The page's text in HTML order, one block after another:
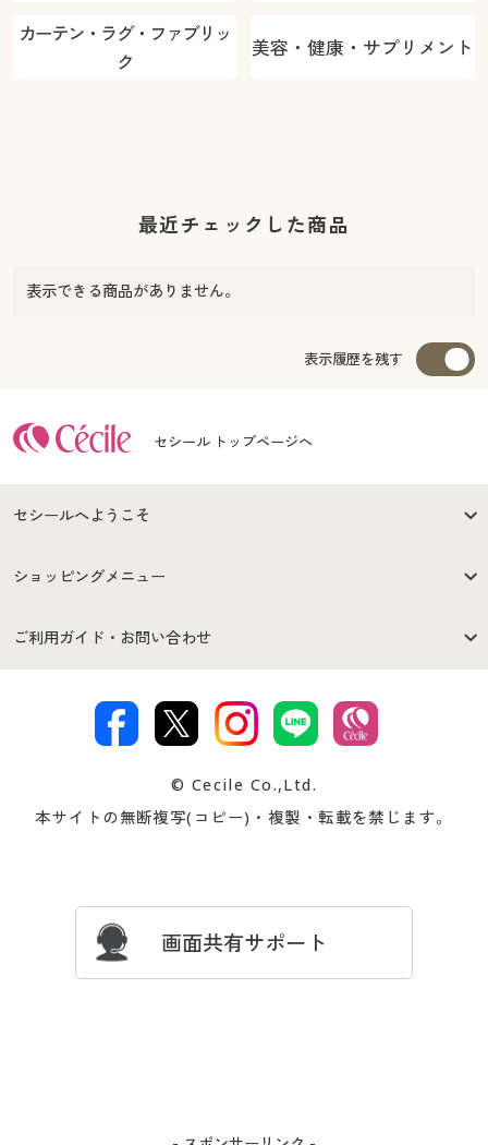
カーテン・ラグ・ファブリッ
ク
美容・健康・サプリメント
最近チェックした商品
表示できる商品がありません。
表示履歴を残す
セシール トップページへ
セシールへようこそ
はじめての方へ
セシールご利用規約
著作権・商標について 会社案内
ショッピングメニュー
商品カテゴリ
プレゼント＆キャンペーン サイトマップ
ご利用ガイド・お問い合わせ
交換・返品は お支払は
ついて
忘れの場合
© Cecile Co.,Ltd.
本サイトの無断複写(コピー)・複製・転載を禁じます。
画面共有サポート